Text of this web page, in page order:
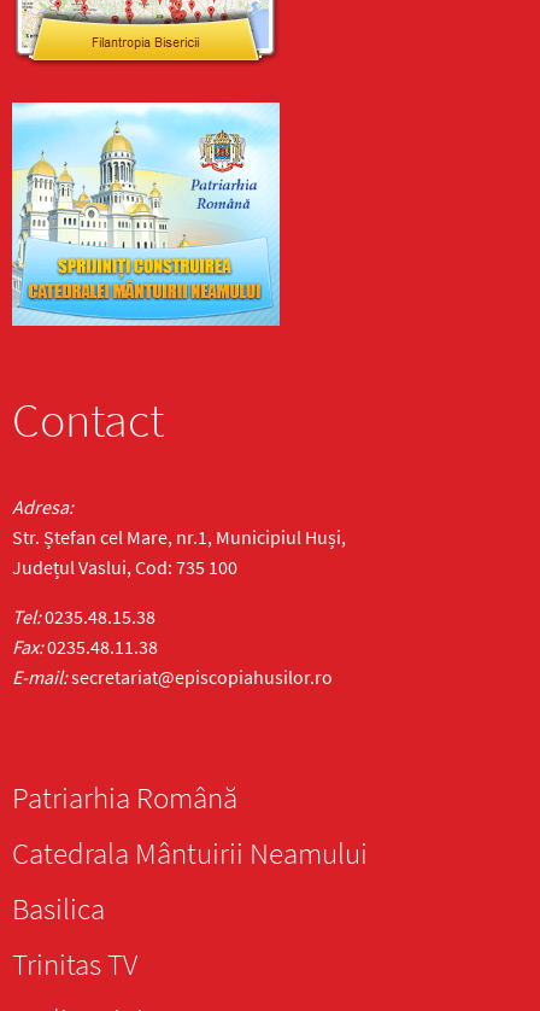
Contact
Adresa:
Str. Ștefan cel Mare, nr.1, Municipiul Huși,
Județul Vaslui, Cod: 735 100
Tel:0235.48.15.38
Fax:0235.48.11.38
E-mail:secretariat@episcopiahusilor.ro
Patriarhia Română
Catedrala Mântuirii Neamului
Basilica
Trinitas TV